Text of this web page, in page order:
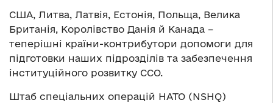
США, Литва, Латвія, Естонія, Польща, Велика
Британія, Королівство Данія й Канада –
теперішні країни-контрибутори допомоги для
підготовки наших підрозділів та забезпечення
інституційного розвитку ССО.
Штаб спеціальних операцій НАТО (NSHQ)